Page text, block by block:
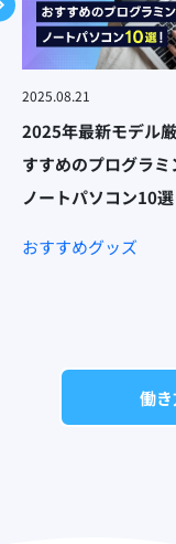
2025.08.21
2025年最新モデル
すすめのプログラミ
ノートパソコン10選
おすすめグッズ
働